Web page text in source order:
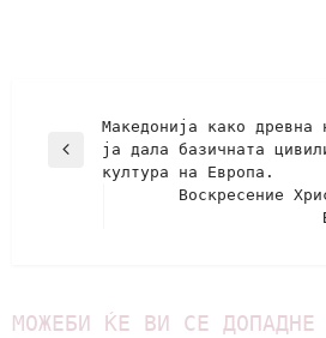
Македонија како древна
ја дала базичната
култура на Европа.
Воскресение
МОЖЕБИ ЌЕ ВИ СЕ ДОПАДНЕ